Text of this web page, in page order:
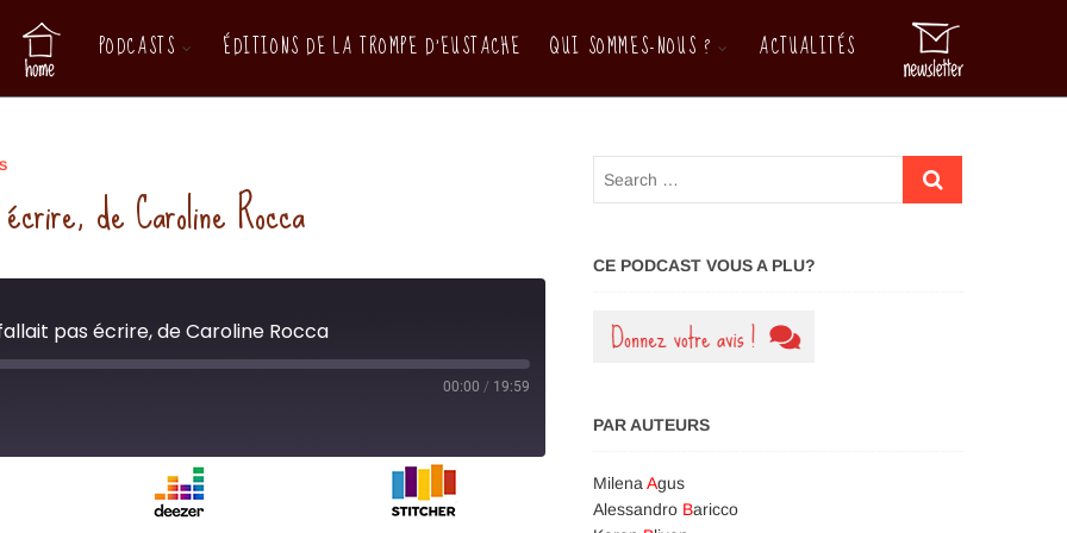
PODCASTS ÉDITIONS DE LA TROMPE D’EUSTACHE QUI SOMMES-NOUS ? ACTUALITÉS
M
e
n
B
u
t
de Caroline Rocca
pas écrire, de Caroline Rocca
00:00 / 19:59
CE PODCAST VOUS A PLU?
PAR AUTEURS
Milena Agus
Alessandro Baricco